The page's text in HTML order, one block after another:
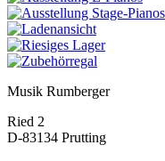
Musik Rumberger
Ried 2
D-83134 Prutting